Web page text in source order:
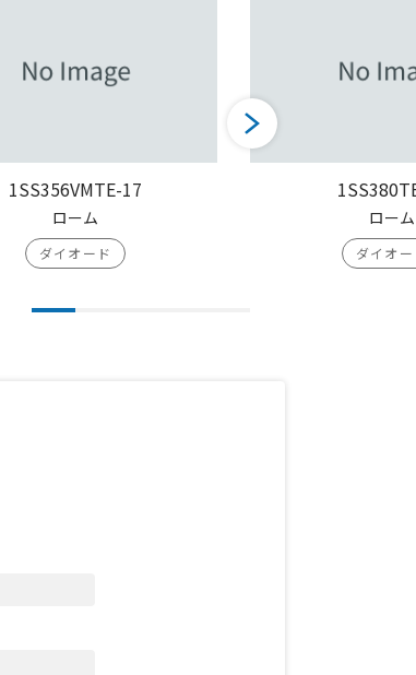
1SS356VMTE-17
ローム
ダイオード
ローム
ダイオ